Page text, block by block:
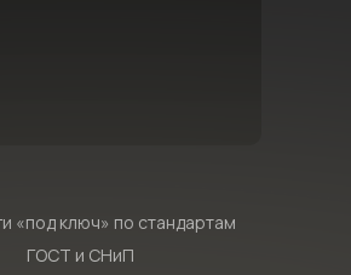
«под ключ» по стандартам
ГОСТ и СНиП